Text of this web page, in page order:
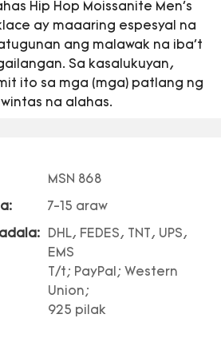
Hip Hop Moissanite Men's
ay maaaring espesyal na
ang malawak na iba't
Sa kasalukuyan,
ito sa mga (mga) patlang ng
na alahas.
MSN 868
7-15 araw
DHL, FEDES, TNT, UPS,
EMS
T/t; PayPal; Western
Union;
925 pilak